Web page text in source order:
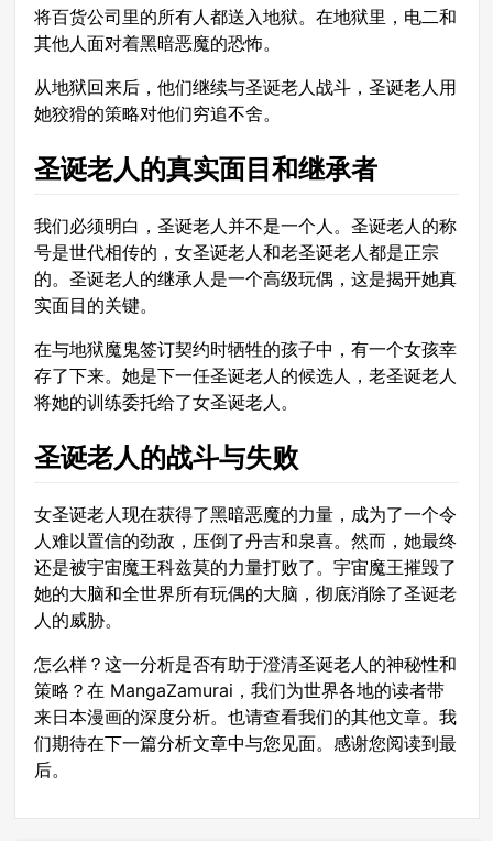
将百货公司里的所有人都送入地狱。在地狱里，电二和
其他人面对着黑暗恶魔的恐怖。
从地狱回来后，他们继续与圣诞老人战斗，圣诞老人用
她狡猾的策略对他们穷追不舍。
圣诞老人的真实面目和继承者
我们必须明白，圣诞老人并不是一个人。圣诞老人的称
号是世代相传的，女圣诞老人和老圣诞老人都是正宗
的。圣诞老人的继承人是一个高级玩偶，这是揭开她真
实面目的关键。
在与地狱魔鬼签订契约时牺牲的孩子中，有一个女孩幸
存了下来。她是下一任圣诞老人的候选人，老圣诞老人
将她的训练委托给了女圣诞老人。
圣诞老人的战斗与失败
女圣诞老人现在获得了黑暗恶魔的力量，成为了一个令
人难以置信的劲敌，压倒了丹吉和泉喜。然而，她最终
还是被宇宙魔王科兹莫的力量打败了。宇宙魔王摧毁了
她的大脑和全世界所有玩偶的大脑，彻底消除了圣诞老
人的威胁。
怎么样？这一分析是否有助于澄清圣诞老人的神秘性和
策略？在 MangaZamurai，我们为世界各地的读者带
来日本漫画的深度分析。也请查看我们的其他文章。我
们期待在下一篇分析文章中与您见面。感谢您阅读到最
后。